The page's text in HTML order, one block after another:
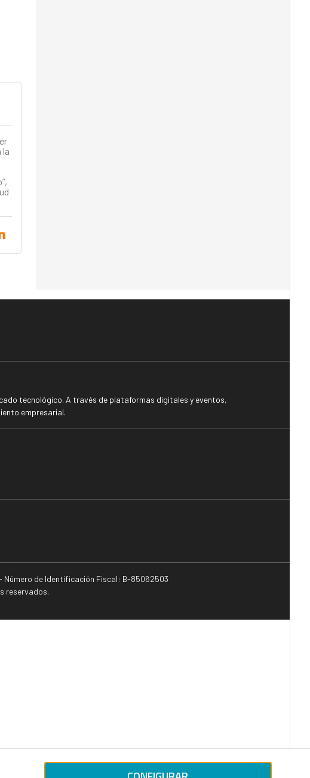
la
tecnológico. A través de plataformas digitales y eventos,
empresarial.
Número de Identificación Fiscal: B-85062503
reservados.